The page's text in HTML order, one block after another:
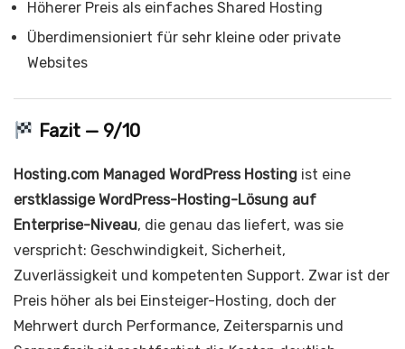
Höherer Preis als einfaches Shared Hosting
Überdimensioniert für sehr kleine oder private
Websites
Fazit — 9/10
Hosting.com Managed WordPress Hosting ist eine
erstklassige WordPress-Hosting-Lösung auf
Enterprise-Niveau, die genau das liefert, was sie
verspricht: Geschwindigkeit, Sicherheit,
Zuverlässigkeit und kompetenten Support. Zwar ist der
Preis höher als bei Einsteiger-Hosting, doch der
Mehrwert durch Performance, Zeitersparnis und